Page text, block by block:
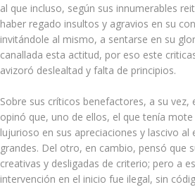
al que incluso, según sus innumerables
haber regado insultos y agravios en su
invitándole al mismo, a sentarse en su
canallada esta actitud, por eso este
avizoró deslealtad y falta de principios.
Sobre sus críticos benefactores, a su
opinó que, uno de ellos, el que tenía
lujurioso en sus apreciaciones y lascivo
grandes. Del otro, en cambio, pensó que
creativas y desligadas de criterio; pero a
intervención en el inicio fue ilegal, sin